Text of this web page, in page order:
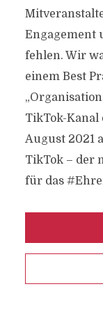
Engagement
fehlen. Wir
einem Best
TikTok-Kanal
August 2021
TikTok – der
für das